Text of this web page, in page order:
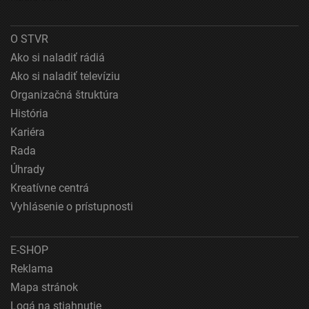
Špeciálne funkcie IAB:
Používanie presných údajov o geografickej
polohe
Identifikácia zariadení na základe aktívne
vyžiadaných informácií
Účely spracovania, ktoré nie sú v kompetencii IAB:
Výkonostné
Reklama
O STVR
Ako si naladiť rádiá
Ako si naladiť televíziu
Organizačná štruktúra
História
Kariéra
Rada
Úhrady
Kreatívne centrá
Vyhlásenie o prístupnosti
E-SHOP
Reklama
Mapa stránok
Logá na stiahnutie